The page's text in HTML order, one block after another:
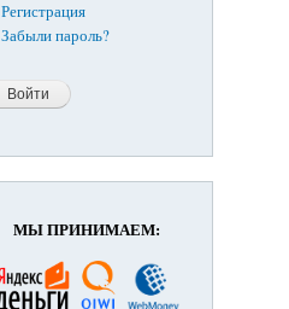
Регистрация
Забыли пароль?
МЫ ПРИНИМАЕМ: